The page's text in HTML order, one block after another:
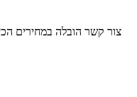
צור קשר הובלה במחירים